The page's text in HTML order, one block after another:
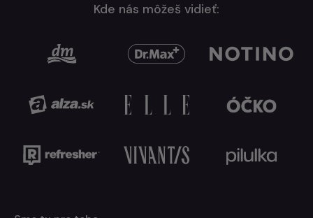
Kde nás môžeš vidieť: